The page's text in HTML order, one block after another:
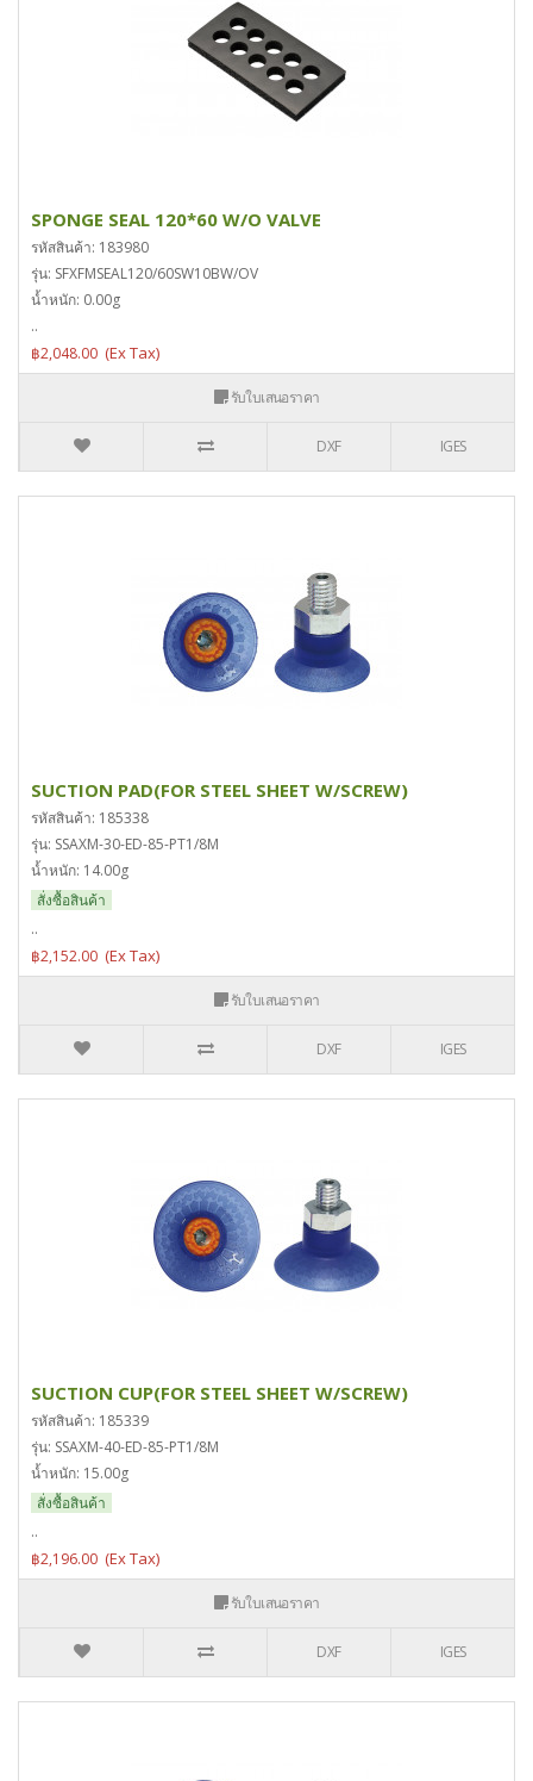
SPONGE SEAL 120*60 W/O VALVE
รหัสสินค้า: 183980
รุ่น: SFXFMSEAL120/60SW10BW/OV
น้ำหนัก: 0.00g
..
฿2,048.00
รับใบเสนอราคา
DXF IGES
SUCTION PAD(FOR STEEL SHEET W/SCREW)
รหัสสินค้า: 185338
รุ่น: SSAXM-30-ED-85-PT1/8M
น้ำหนัก: 14.00g
สั่งซื้อสินค้า
..
฿2,152.00
รับใบเสนอราคา
DXF IGES
SUCTION CUP(FOR STEEL SHEET W/SCREW)
รหัสสินค้า: 185339
รุ่น: SSAXM-40-ED-85-PT1/8M
น้ำหนัก: 15.00g
สั่งซื้อสินค้า
..
฿2,196.00
รับใบเสนอราคา
DXF IGES